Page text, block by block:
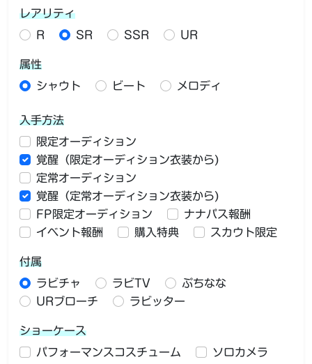
レアリティ
R
SR SSR UR
属性
シャウト
ビート メロディ
入手方法
限定オーディション
覚醒（限定オーディション衣装から)
定常オーディション
覚醒（定常オーディション衣装から)
FP限定オーディション
ナナパス報酬
イベント報酬
購入特典 スカウト限定
付属
ラビチャ
ラビTV
ぷちなな
URブローチ
ラビッター
ショーケース
パフォーマンスコスチューム
ソロカメラ